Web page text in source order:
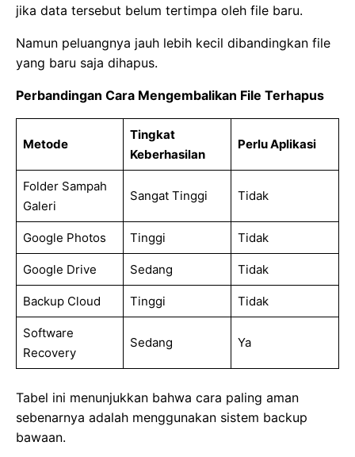
jika data tersebut belum tertimpa oleh file baru.
Namun peluangnya jauh lebih kecil dibandingkan file
yang baru saja dihapus.
Perbandingan Cara Mengembalikan File Terhapus
Metode
Tingkat
Keberhasilan
Perlu Aplikasi
Folder Sampah
Galeri
Sangat Tinggi Tidak
Google Photos Tinggi Tidak
Google Drive Sedang Tidak
Backup Cloud Tinggi Tidak
Software
Recovery
Sedang Ya
Tabel ini menunjukkan bahwa cara paling aman
sebenarnya adalah menggunakan sistem backup
bawaan.